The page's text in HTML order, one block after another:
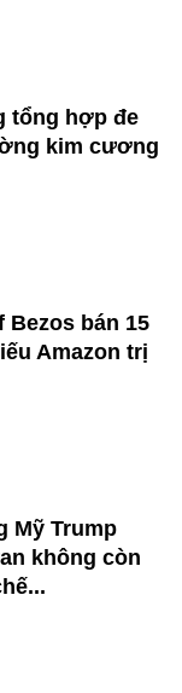
tổng hợp đe
kim cương
Bezos bán 15
Amazon trị
Mỹ Trump
không còn